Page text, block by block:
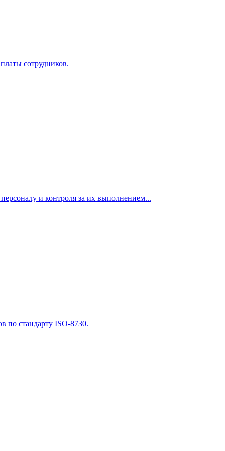
сотрудников.
и контроля за их выполнением...
по стандарту ISO-8730.